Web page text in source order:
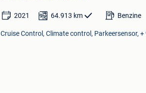
2021 64.913 km Benzine
Cruise Control, Climate control, Parkeersensor,